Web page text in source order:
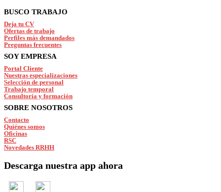
Footer
BUSCO TRABAJO
Deja tu CV
Ofertas de trabajo
Perfiles más demandados
Preguntas frecuentes
SOY EMPRESA
Portal Cliente
Nuestras especializaciones
Selección de personal
Trabajo temporal
Consultoría y formación
SOBRE NOSOTROS
Contacto
Quiénes somos
Oficinas
RSC
Novedades RRHH
Descarga nuestra app ahora